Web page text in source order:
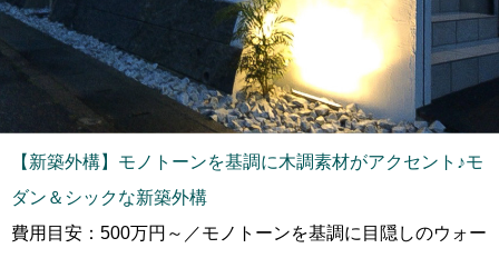
【新築外構】モノトーンを基調に木調素材がアクセント♪モ
ダン＆シックな新築外構
費用目安：500万円～／モノトーンを基調に目隠しのウォー